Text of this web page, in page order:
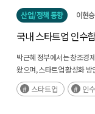
knowledge and skills to
talent policy has
research personnel, and
policy orientation must
career path—an
foreign (EU, US, China)
산업/정책 동향 이현승
국내 스타트업 인수
박근혜 정부에서는 창조경
왔으며, 스타트업 활성화
스타트업
인